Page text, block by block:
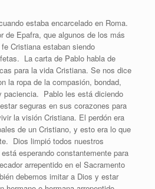
estaba encarcelado en Roma.
de Epafra, que algunos de los más
Cristiana estaban siendo
La carta de Pablo habla de
para la vida Cristiana. Se nos dice
la ropa de la compasión, bondad,
paciencia. Pablo les está diciendo
seguras en sus corazones para
la visión Cristiana. El perdón era
de un Cristiano, y esto era lo que
Dios limpió todos nuestros
esperando constantemente para
arrepentido en el Sacramento
debemos imitar a Dios y estar